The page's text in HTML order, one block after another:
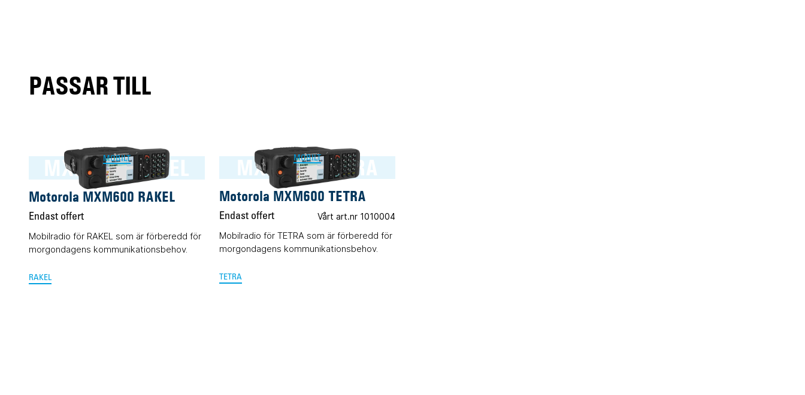
PASSAR TILL
MXM600 RAKEL
MOBILT
Motorola MXM600 RAKEL
Endast offert
Mobilradio för RAKEL som är förberedd för
morgondagens kommunikationsbehov.
RAKEL
MXM600 TETRA
MOBILT
Motorola MXM600 TETRA
Endast offert Vårt art.nr 1010004
Mobilradio för TETRA som är förberedd för
morgondagens kommunikationsbehov.
TETRA